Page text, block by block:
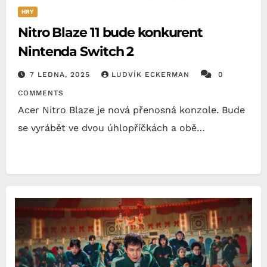
HRY
Nitro Blaze 11 bude konkurent
Nintenda Switch 2
7 LEDNA, 2025 LUDVÍK ECKERMAN 0
COMMENTS
Acer Nitro Blaze je nová přenosná konzole. Bude
se vyrábět ve dvou úhlopříčkách a obě…